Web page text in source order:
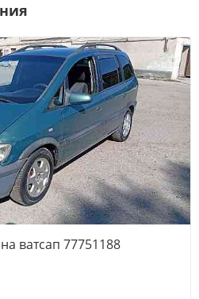
ватсап 77751188